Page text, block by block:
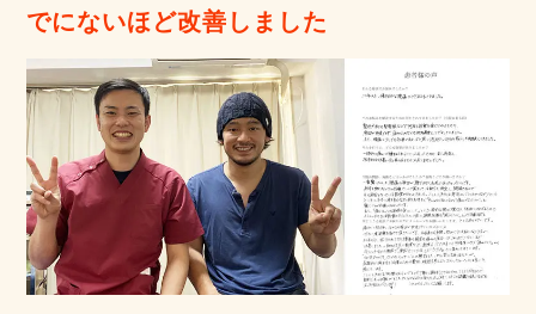
でにないほど改善しました